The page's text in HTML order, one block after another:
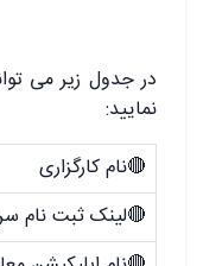
در جدول زیر می
نمایید:
🔴نام کارگزاری
🔴لینک ثبت نام